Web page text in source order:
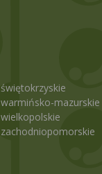
świętokrzyskie
warmińsko-mazurskie
wielkopolskie
zachodniopomorskie